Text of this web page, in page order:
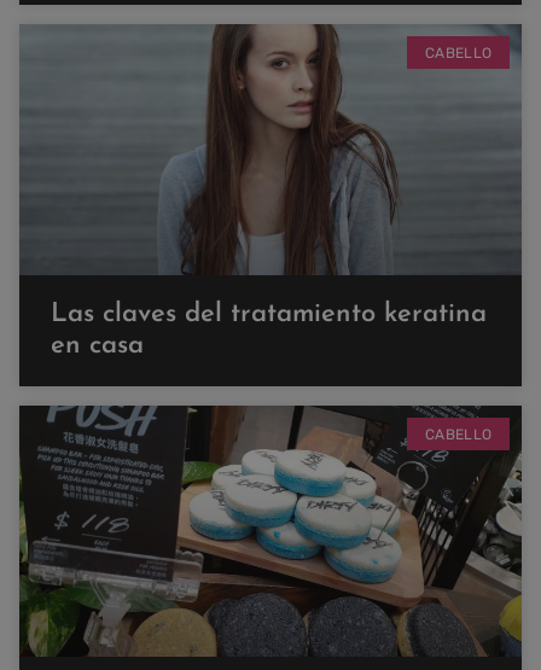
CABELLO
Las claves del tratamiento keratina
en casa
CABELLO